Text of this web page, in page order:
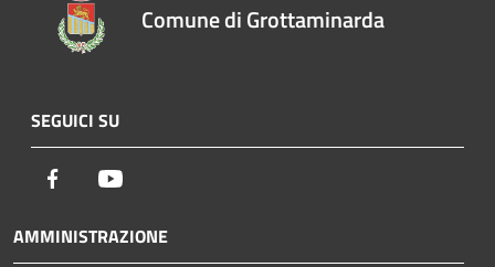
Comune di Grottaminarda
SEGUICI SU
Facebook
AMMINISTRAZIONE